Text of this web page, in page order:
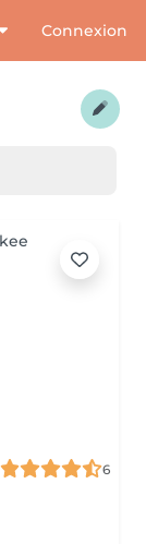
Connexion
6